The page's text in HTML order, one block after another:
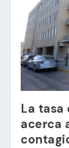
La tasa
acerca